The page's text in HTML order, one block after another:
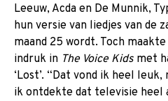
Leeuw, Acda en De Munnik,
hun versie van liedjes van de
maand 25 wordt. Toch
indruk in The Voice Kids met
‘Lost’. “Dat vond ik heel
ik ontdekte dat televisie heel